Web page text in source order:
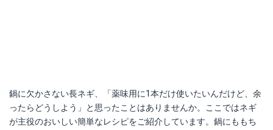
鍋に欠かさない長ネギ、「薬味用に1本だけ使いたいんだけど、余
ったらどうしよう」と思ったことはありませんか。ここではネギ
が主役のおいしい簡単なレシピをご紹介しています。鍋にももち